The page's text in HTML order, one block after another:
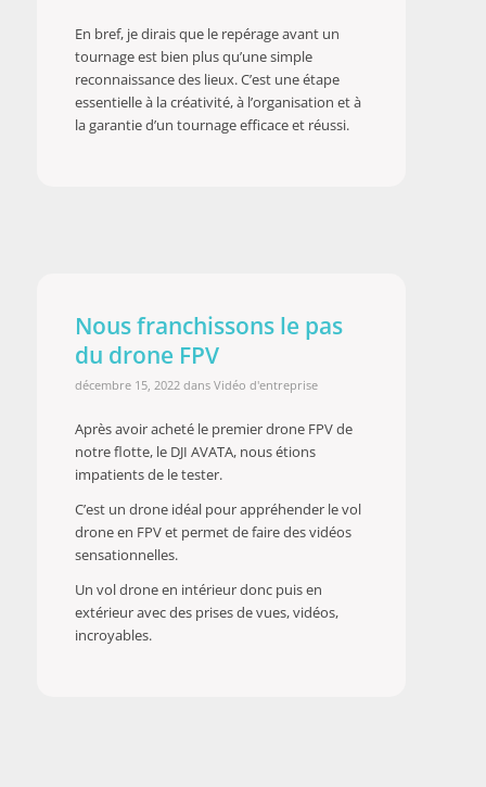
En bref, je dirais que le repérage avant un
tournage est bien plus qu’une simple
reconnaissance des lieux. C’est une étape
essentielle à la créativité, à l’organisation et à
la garantie d’un tournage efficace et réussi.
Nous franchissons le pas
du drone FPV
décembre 15, 2022 dans Vidéo d'entreprise
Après avoir acheté le premier drone FPV de
notre flotte, le DJI AVATA, nous étions
impatients de le tester.
C’est un drone idéal pour appréhender le vol
drone en FPV et permet de faire des vidéos
sensationnelles.
Un vol drone en intérieur donc puis en
extérieur avec des prises de vues, vidéos,
incroyables.